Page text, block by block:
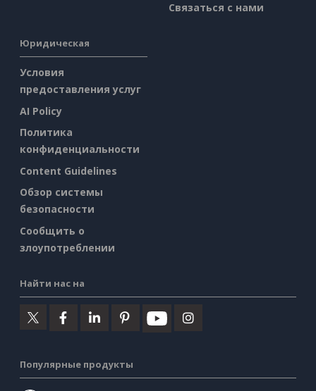
Связаться с нами
Юридическая
Условия
предоставления услуг
AI Policy
Политика
конфиденциальности
Content Guidelines
Обзор системы
безопасности
Сообщить о
злоупотреблении
Найти нас на
Популярные продукты